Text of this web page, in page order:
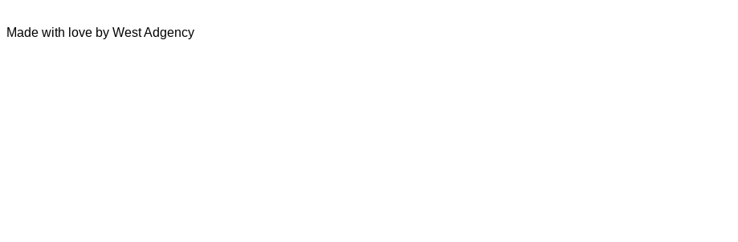
Made with love by West Adgency